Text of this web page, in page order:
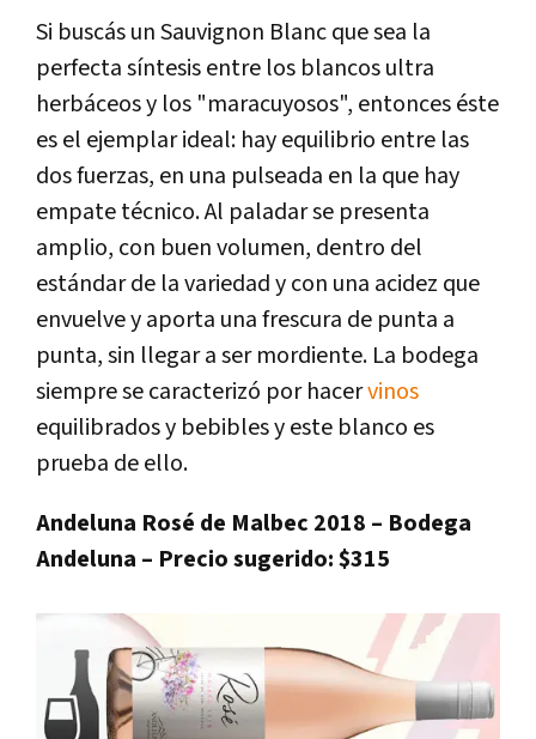
Si buscás un Sauvignon Blanc que sea la
perfecta síntesis entre los blancos ultra
herbáceos y los "maracuyosos", entonces éste
es el ejemplar ideal: hay equilibrio entre las
dos fuerzas, en una pulseada en la que hay
empate técnico. Al paladar se presenta
amplio, con buen volumen, dentro del
estándar de la variedad y con una acidez que
envuelve y aporta una frescura de punta a
punta, sin llegar a ser mordiente. La bodega
siempre se caracterizó por hacervinos
equilibrados y bebibles y este blanco es
prueba de ello.
Andeluna Rosé de Malbec 2018 – Bodega
Andeluna – Precio sugerido: $315